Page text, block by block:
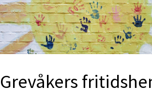
Grevåkers